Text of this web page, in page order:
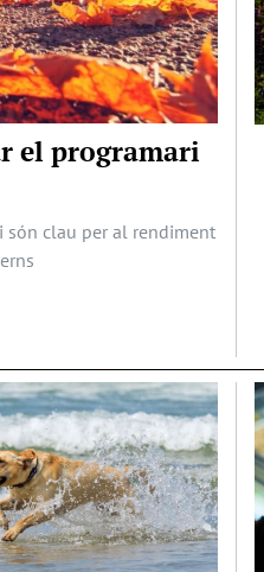
el programari
són clau per al rendiment